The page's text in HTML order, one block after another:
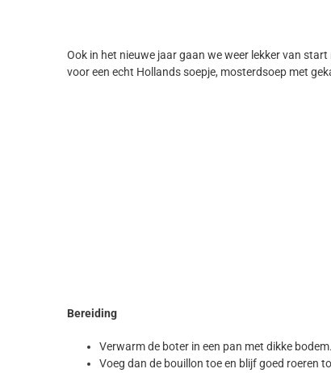
Ook in het nieuwe jaar gaan we weer lekker van
voor een echt Hollands soepje, mosterdsoep met
Bereiding
Verwarm de boter in een pan met dikke
Voeg dan de bouillon toe en blijf goed roeren